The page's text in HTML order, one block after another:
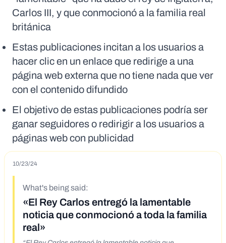
Carlos III, y que conmocionó a la familia real
británica
Estas publicaciones incitan a los usuarios a
hacer clic en un enlace que redirige a una
página web externa que no tiene nada que ver
con el contenido difundido
El objetivo de estas publicaciones podría ser
ganar seguidores o redirigir a los usuarios a
páginas web con publicidad
10/23/24
What's being said:
«El Rey Carlos entregó la lamentable
noticia que conmocionó a toda la familia
real»